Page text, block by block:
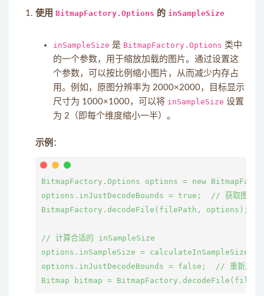
使用 BitmapFactory.Options 的 inSampleSize
inSampleSize 是 BitmapFactory.Options 类中
的一个参数，用于缩放加载的图片。通过设置这
个参数，可以按比例缩小图片，从而减少内存占
用。例如，原图分辨率为 2000×2000，目标显示
尺寸为 1000×1000，可以将 inSampleSize 设置
为 2（即每个维度缩小一半）。
示例 ：
BitmapFactory.Options options = new
options.inJustDecodeBounds = true;  // 获取图片的
BitmapFactory.decodeFile(filePath, options);
// 计算合适的 inSampleSize
options.inSampleSize =
options.inJustDecodeBounds = false;  // 重新加载